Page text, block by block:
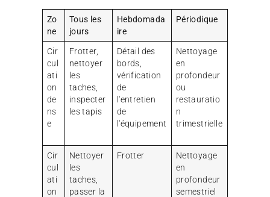
Zo
ne
Tous les
jours
Hebdomada
ire
Périodique
Cir
cul
ati
on
de
ns
e
Frotter,
nettoyer
les
taches,
inspecter
les tapis
Détail des
bords,
vérification
de
l'entretien
de
l'équipement
Nettoyage
en
profondeur
ou
restauratio
n
trimestrielle
Cir
cul
ati
on
Nettoyer
les
taches,
passer la
Frotter
Nettoyage
en
profondeur
semestriel